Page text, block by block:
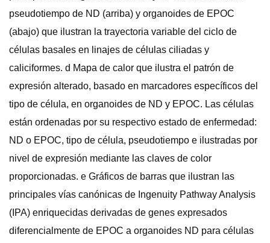
pseudotiempo de ND (arriba) y organoides de EPOC
(abajo) que ilustran la trayectoria variable del ciclo de
células basales en linajes de células ciliadas y
caliciformes. d Mapa de calor que ilustra el patrón de
expresión alterado, basado en marcadores específicos del
tipo de célula, en organoides de ND y EPOC. Las células
están ordenadas por su respectivo estado de enfermedad:
ND o EPOC, tipo de célula, pseudotiempo e ilustradas por
nivel de expresión mediante las claves de color
proporcionadas. e Gráficos de barras que ilustran las
principales vías canónicas de Ingenuity Pathway Analysis
(IPA) enriquecidas derivadas de genes expresados ​​
diferencialmente de EPOC a organoides ND para células